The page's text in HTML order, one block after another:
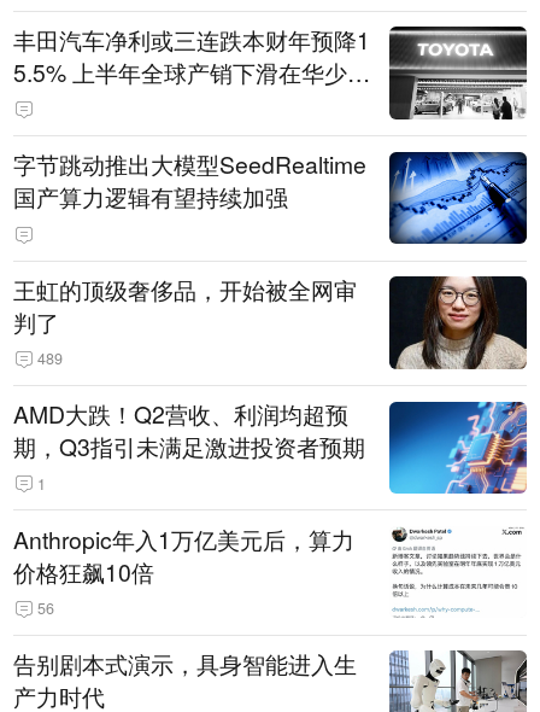
丰田汽车净利或三连跌本财年预降1
5.5% 上半年全球产销下滑在华少卖
14.3万辆
字节跳动推出大模型SeedRealtime
国产算力逻辑有望持续加强
王虹的顶级奢侈品，开始被全网审
判了
489
AMD大跌！Q2营收、利润均超预
期，Q3指引未满足激进投资者预期
1
Anthropic年入1万亿美元后，算力
价格狂飙10倍
56
告别剧本式演示，具身智能进入生
产力时代